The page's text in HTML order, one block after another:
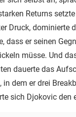
Returns
Druck, dominierte
dass er seinen
müsse. Und
dauerte das
in dem er drei
sich Djokovic den